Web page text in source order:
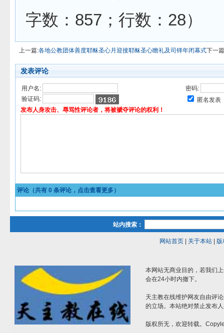
字数：857；行数：28）
上一篇:各地公教团体善度耶稣圣心月迎接耶稣圣心瞻礼及司铎年闭幕式下一
发表评论
用户名:
密码:
验证码:
匿名发表
发布人身攻击、辱骂性评论者，将被褫夺评论的权利！
评论（共有 0 条评论，点击查看更多）
站内搜索：
网站首页| 关于本站| 版
本网站无商业目的，若我们
会在24小时内撤下。
天主教在线维护网友自由评
的立场。本站绝对禁止发布
版权所无，欢迎转载。